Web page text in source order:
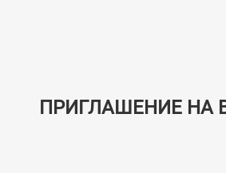
ПРИГЛАШЕНИЕ НА